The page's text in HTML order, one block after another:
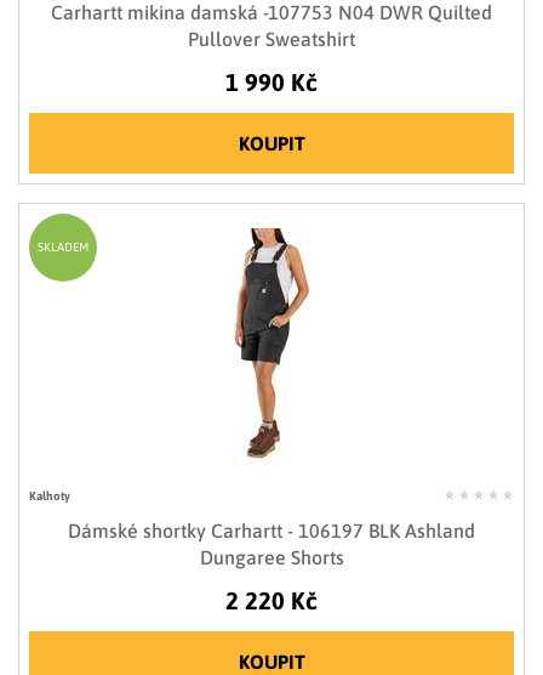
Carhartt mikina damská -107753 N04 DWR Quilted
Pullover Sweatshirt
1 990 Kč
KOUPIT
Kalhoty
Dámské shortky Carhartt - 106197 BLK Ashland
Dungaree Shorts
2 220 Kč
KOUPIT
SKLADEM